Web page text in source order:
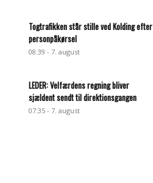
Togtrafikken står stille ved Kolding efter
personpåkørsel
08:39 - 7. august
LEDER: Velfærdens regning bliver
sjældent sendt til direktionsgangen
07:35 - 7. august